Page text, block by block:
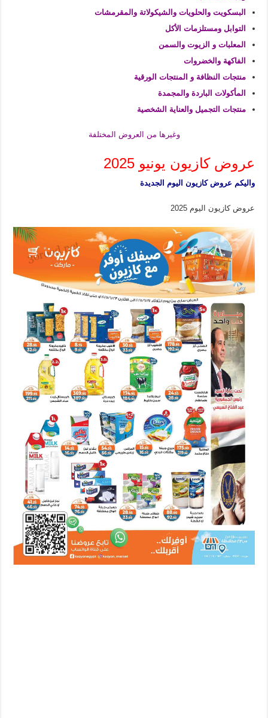
البسكويت والحلويات والشيكولاتة والمقرمشات
التوابل ومستلزمات الأكل
المعلبات و الزيوت والسمن
الفاكهة والخضروات
منتجات النظافة و المنتجات الورقية
المأكولات الباردة والمجمدة
منتجات التجميل والعناية الشخصية
وغيرها من العروض المختلفة
عروض كازيون يونيو 2025
واليكم عروض كازيون اليوم الجديدة
عروض كازيون اليوم 2025